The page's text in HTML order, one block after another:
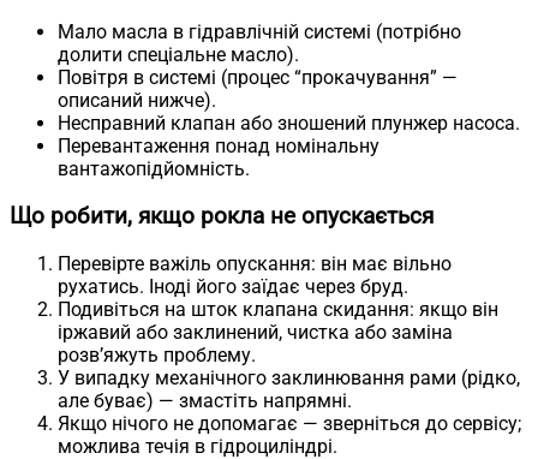
Мало масла в гідравлічній системі (потрібно
долити спеціальне масло).
Повітря в системі (процес “прокачування” —
описаний нижче).
Несправний клапан або зношений плунжер насоса.
Перевантаження понад номінальну
вантажопідйомність.
Що робити, якщо рокла не опускається
Перевірте важіль опускання: він має вільно
рухатись. Іноді його заїдає через бруд.
Подивіться на шток клапана скидання: якщо він
іржавий або заклинений, чистка або заміна
розв’яжуть проблему.
У випадку механічного заклинювання рами (рідко,
але буває) — змастіть напрямні.
Якщо нічого не допомагає — зверніться до сервісу;
можлива течія в гідроциліндрі.